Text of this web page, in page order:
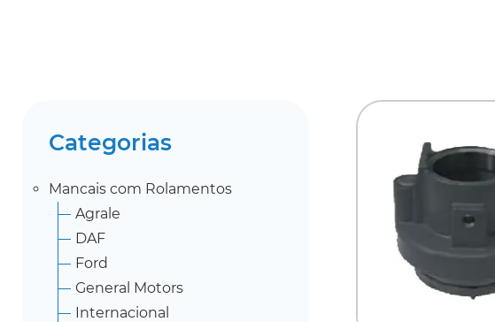
Categorias
Mancais com Rolamentos
Agrale
DAF
Ford
General Motors
Internacional